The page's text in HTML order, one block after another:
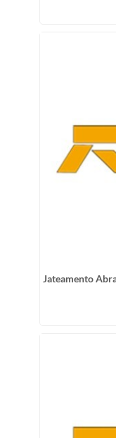
Jateamento